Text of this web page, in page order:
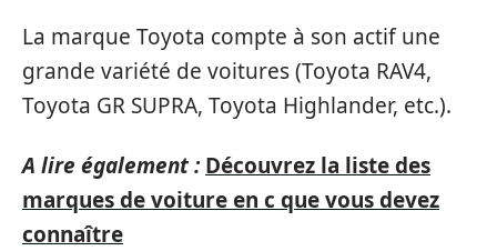
La marque Toyota compte à son actif une
grande variété de voitures (Toyota RAV4,
Toyota GR SUPRA, Toyota Highlander, etc.).
A lire également : Découvrez la liste des
marques de voiture en c que vous devez
connaître